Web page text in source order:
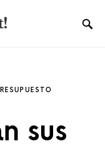
sus